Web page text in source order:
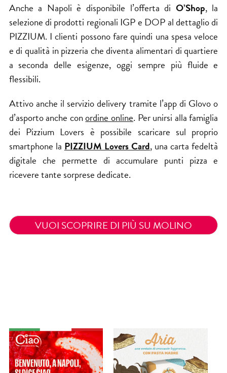
Anche a Napoli è disponibile l’offerta di O’Shop, la
selezione di prodotti regionali IGP e DOP al dettaglio di
PIZZIUM. I clienti possono fare quindi una spesa veloce
e di qualità in pizzeria che diventa alimentari di quartiere
a seconda delle esigenze, oggi sempre più fluide e
flessibili.
Attivo anche il servizio delivery tramite l’app di Glovo o
d’asporto anche conordine online. Per unirsi alla famiglia
dei Pizzium Lovers è possibile scaricare sul proprio
smartphone la PIZZIUM Lovers Card, una carta fedeltà
digitale che permette di accumulare punti pizza e
ricevere tante sorprese dedicate.
VUOI SCOPRIRE DI PIÙ SU MOLINO